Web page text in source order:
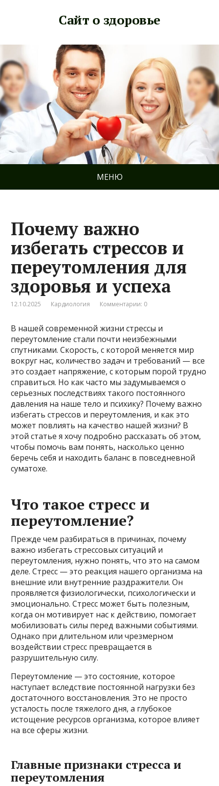
Сайт о здоровье
МЕНЮ
Почему важно
избегать стрессов и
переутомления для
здоровья и успеха
12.10.2025 Кардиология Комментарии: 0
В нашей современной жизни стрессы и
переутомление стали почти неизбежными
спутниками. Скорость, с которой меняется мир
вокруг нас, количество задач и требований — все
это создает напряжение, с которым порой трудно
справиться. Но как часто мы задумываемся о
серьезных последствиях такого постоянного
давления на наше тело и психику? Почему важно
избегать стрессов и переутомления, и как это
может повлиять на качество нашей жизни? В
этой статье я хочу подробно рассказать об этом,
чтобы помочь вам понять, насколько ценно
беречь себя и находить баланс в повседневной
суматохе.
Что такое стресс и
переутомление?
Прежде чем разбираться в причинах, почему
важно избегать стрессовых ситуаций и
переутомления, нужно понять, что это на самом
деле. Стресс — это реакция нашего организма на
внешние или внутренние раздражители. Он
проявляется физиологически, психологически и
эмоционально. Стресс может быть полезным,
когда он мотивирует нас к действию, помогает
мобилизовать силы перед важными событиями.
Однако при длительном или чрезмерном
воздействии стресс превращается в
разрушительную силу.
Переутомление — это состояние, которое
наступает вследствие постоянной нагрузки без
достаточного восстановления. Это не просто
усталость после тяжелого дня, а глубокое
истощение ресурсов организма, которое влияет
на все сферы жизни.
Главные признаки стресса и
переутомления